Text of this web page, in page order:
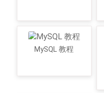
MySQL 教程